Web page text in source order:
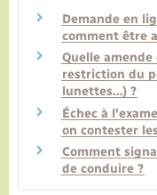
Demande en
comment être
Quelle
restriction du
lunettes…) ?
Échec à
on contester
Comment
de conduire ?